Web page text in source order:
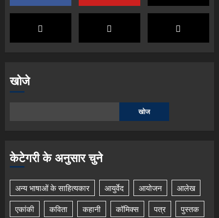
खोजे
खोज
केटेगरी के अनुसार चुने
अन्य भाषाओं के साहित्यकार आयुर्वेद आयोजन
आलेख
एकांकी
कविता कहानी कॉमिक्स पत्र
पुस्तक